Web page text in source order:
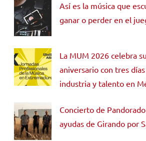
Así es la música que
ganar o perder en el
La MUM 2026 celebra
aniversario con tres
industria y talento en
Concierto de
ayudas de Girando por